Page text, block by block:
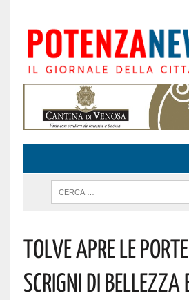
Tolve Apre Le
Scrigni Di Bellezza